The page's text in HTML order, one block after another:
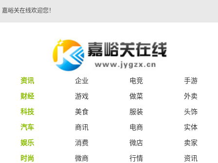
嘉峪关在线欢迎您！
资讯 企业 电竞
手游
财经
游戏 做菜
外卖
科技
美食 服装
头饰
汽车
商讯 电商
实体
娱乐
消费 微店
卖家
时尚
微商 行情 资讯